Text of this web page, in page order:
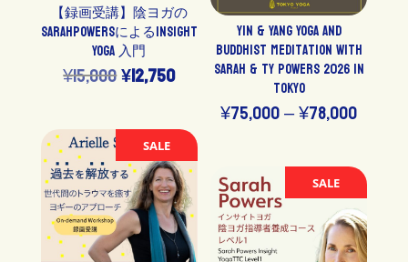
【録画受講】陰ヨガの
SarahPowersによるInsight
Yoga 入門
¥15,000元
価
格
は
¥15,000
¥12,750現
の
価
格
は
Yin & Yang Yoga and
Buddhist Meditation with
Sarah & Ty Powers 2026 in
Tokyo
¥75,000–¥78,000価
帯:
–
SALE
SALE